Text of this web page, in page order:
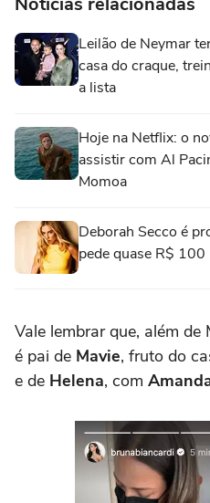
Leilão de Neymar
casa do craque,
a lista
Hoje na Netflix: o
assistir com Al
Momoa
Deborah Secco é
pede quase R$
Vale lembrar que, além
é pai de Mavie, fruto do
e de Helena, com